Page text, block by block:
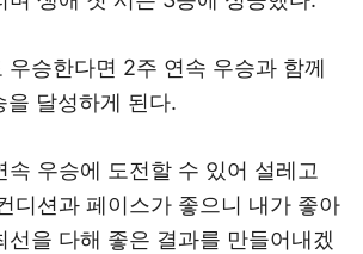
우승한다면 2주 연속 우승과 함께
달성하게 된다.
속 우승에 도전할 수 있어 설레고
디션과 페이스가 좋으니 내가 좋아
선을 다해 좋은 결과를 만들어내겠